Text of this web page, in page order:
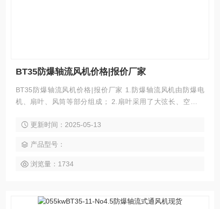
BT35防爆轴流风机价格|报价厂家
BT35防爆轴流风机价格|报价厂家 1.防爆轴流风机由防爆电
机、扇叶、风筒等部分组成； 2.扇叶采用了大弦长、空间扭
达到所需风量、风压； 3.噪声低、能耗低、防爆性能可靠； 4.
更新时间：2025-05-13
产品型号：
浏览量：1734